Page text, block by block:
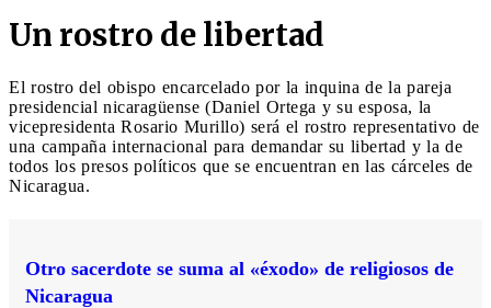
Un rostro de libertad
El rostro del obispo encarcelado por la inquina de la pareja
presidencial nicaragüense (Daniel Ortega y su esposa, la
vicepresidenta Rosario Murillo) será el rostro representativo de
una campaña internacional para demandar su libertad y la de
todos los presos políticos que se encuentran en las cárceles de
Nicaragua.
Otro sacerdote se suma al «éxodo» de religiosos de
Nicaragua